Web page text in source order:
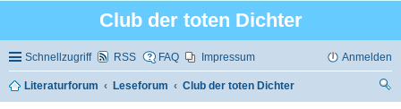
Club der toten Dichter
Schnellzugriff RSS FAQ Impressum Anmelden
Literaturforum Leseforum
Club der toten Dichter